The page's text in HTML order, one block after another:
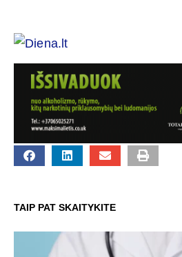
TAIP PAT SKAITYKITE